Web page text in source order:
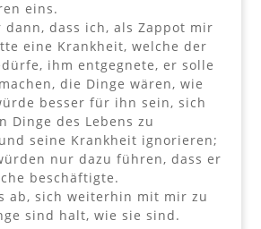
eins.
dann, dass ich, als Zappot mir
eine Krankheit, welche der
ihm entgegnete, er solle
die Dinge wären, wie
besser für ihn sein, sich
Dinge des Lebens zu
seine Krankheit ignorieren;
nur dazu führen, dass er
beschäftigte.
ab, sich weiterhin mit mir zu
sind halt, wie sie sind.